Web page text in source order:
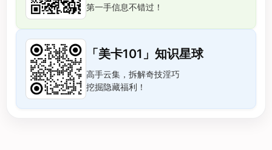
第一手信息不错过！
「美卡101」知识星球
高手云集，拆解奇技淫巧
挖掘隐藏福利！